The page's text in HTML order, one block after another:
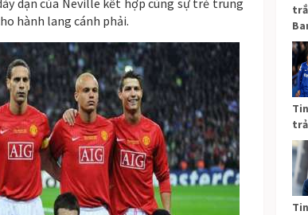
dạn của Neville kết hợp cùng sự trẻ trung
hành lang cánh phải.